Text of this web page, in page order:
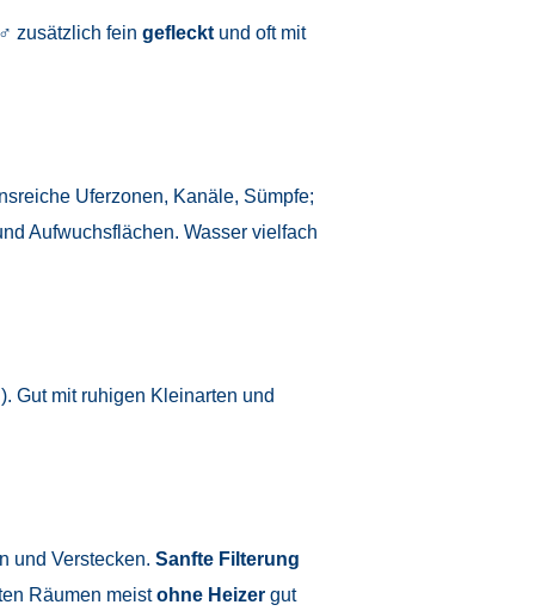
zusätzlich fein geflecktund oft mit
Uferzonen, Kanäle, Sümpfe;
Aufwuchsflächen. Wasser vielfach
Gut mit ruhigen Kleinarten und
und Verstecken. Sanfte Filterung
Räumen meistohne Heizergut